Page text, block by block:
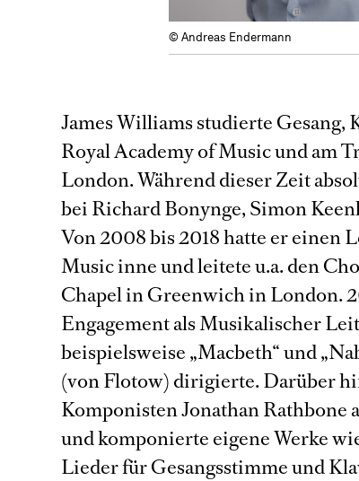
© Andreas Endermann
James Williams studierte
Royal Academy of Music und am
London. Während dieser Zeit
bei Richard Bonynge, Simon
Von 2008 bis 2018 hatte er einen
Music inne und leitete u.a. den
Chapel in Greenwich in London.
Engagement als Musikalischer
beispielsweise „Macbeth“ und
(von Flotow) dirigierte. Darüber
Komponisten Jonathan Rathbone
und komponierte eigene Werke
Lieder für Gesangsstimme und